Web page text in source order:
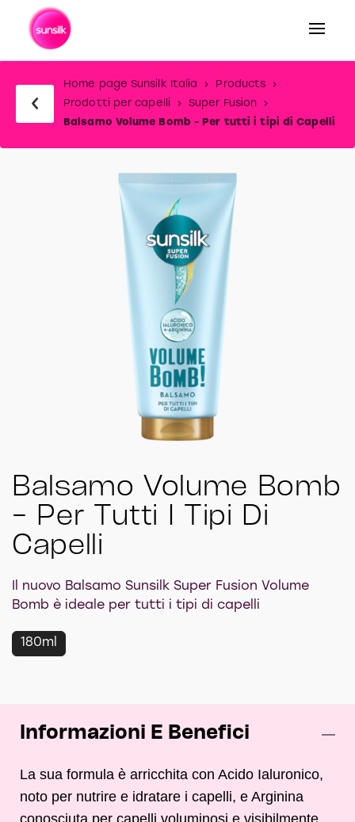
Home page Sunsilk Italia
Products
Prodotti per capelli
Super Fusion
Balsamo Volume Bomb - Per tutti i tipi di Capelli
Balsamo Volume Bomb
- Per Tutti I Tipi Di
Capelli
Il nuovo Balsamo Sunsilk Super Fusion Volume
Bomb è ideale per tutti i tipi di capelli
180ml
Informazioni E Benefici
La sua formula è arricchita con Acido Ialuronico,
noto per nutrire e idratare i capelli, e Arginina
conosciuta per capelli voluminosi e visibilmente